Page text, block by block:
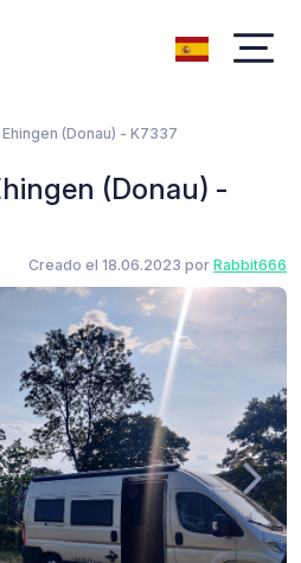
(Donau) - K7337
(Donau) -
Creado el 18.06.2023 por Rabbit666